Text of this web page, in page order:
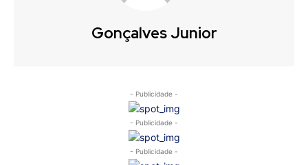
Gonçalves Junior
- Publicidade -
- Publicidade -
- Publicidade -